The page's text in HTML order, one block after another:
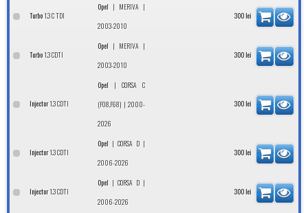
Turbo 1.3 C TDI
Opel | MERIVA |
2003-2010
300 lei
Turbo 1.3 CDTI
Opel | MERIVA |
2003-2010
300 lei
Injector1.3 CDTI
Opel |CORSA C
(F08,F68) | 2000-
2026
300 lei
Injector1.3 CDTI
Opel | CORSA D |
2006-2026
300 lei
Injector1.3 CDTI
Opel | CORSA D |
2006-2026
300 lei